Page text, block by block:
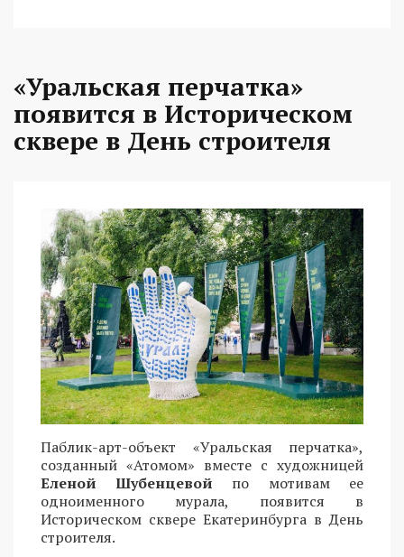
«Уральская перчатка»
появится в Историческом
сквере в День строителя
Паблик-арт-объект «Уральская перчатка»,
созданный «Атомом» вместе с художницей
Еленой Шубенцевой по мотивам ее
одноименного мурала, появится в
Историческом сквере Екатеринбурга в День
строителя.